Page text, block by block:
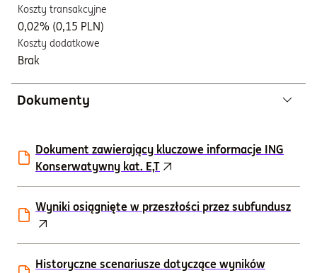
Koszty transakcyjne
0,02% (0,15 PLN)
Koszty dodatkowe
Brak
Dokumenty
Dokument zawierający kluczowe informacje ING
Konserwatywny kat. E,T
Wyniki osiągnięte w przeszłości przez subfundusz
Historyczne scenariusze dotyczące wyników